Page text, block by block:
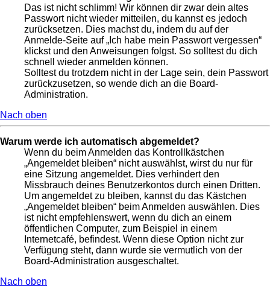
Das ist nicht schlimm! Wir können dir zwar dein altes
Passwort nicht wieder mitteilen, du kannst es jedoch
zurücksetzen. Dies machst du, indem du auf der
Anmelde-Seite auf „Ich habe mein Passwort vergessen“
klickst und den Anweisungen folgst. So solltest du dich
schnell wieder anmelden können.
Solltest du trotzdem nicht in der Lage sein, dein Passwort
zurückzusetzen, so wende dich an die Board-
Administration.
Nach oben
Warum werde ich automatisch abgemeldet?
Wenn du beim Anmelden das Kontrollkästchen
„Angemeldet bleiben“ nicht auswählst, wirst du nur für
eine Sitzung angemeldet. Dies verhindert den
Missbrauch deines Benutzerkontos durch einen Dritten.
Um angemeldet zu bleiben, kannst du das Kästchen
„Angemeldet bleiben“ beim Anmelden auswählen. Dies
ist nicht empfehlenswert, wenn du dich an einem
öffentlichen Computer, zum Beispiel in einem
Internetcafé, befindest. Wenn diese Option nicht zur
Verfügung steht, dann wurde sie vermutlich von der
Board-Administration ausgeschaltet.
Nach oben